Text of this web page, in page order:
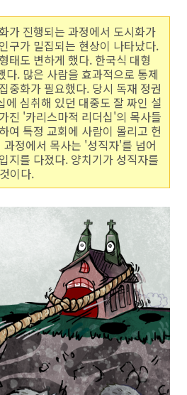
가 진행되는 과정에서 도시화가
구가 밀집되는 현상이 나타났다.
태도 변하게 했다. 한국식 대형
다. 많은 사람을 효과적으로 통제
중화가 필요했다. 당시 독재 정권
에 심취해 있던 대중도 잘 짜인 설
진 '카리스마적 리더십'의 목사들
여 특정 교회에 사람이 몰리고 헌
정에서 목사는 '성직자'를 넘어
지를 다졌다. 양치기가 성직자를
이다.